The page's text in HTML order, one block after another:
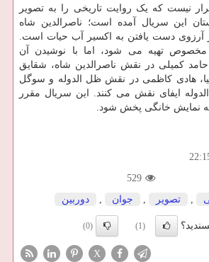
نیست که یک روایت تاریخی را به تصویر
این سریال آمده است؛ ناصرالدین شاه
آرزوی دست یافتن به اکسیر آب حیات است.
تهیه می شود، اما با نوشیدن آن
حامد کمیلی در نقش ناصرالدین شاه، شقایق
هادی کاظمی در نقش ظل الدوله و سوگل
ایفای نقش می کنند. این سریال مقرر
نمایش خانگی پخش شود.
529
, تصویر , جوان , دوربین
(1)
(0)
X